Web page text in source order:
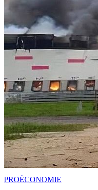
PROÉCONOMIE